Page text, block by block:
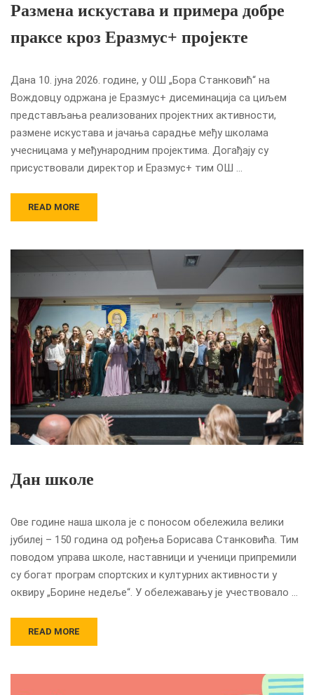
Размена искустава и примера добре
праксе кроз Еразмус+ пројекте
Дана 10. јуна 2026. године, у ОШ „Бора Станковић“ на
Вождовцу одржана је Еразмус+ дисеминација са циљем
представљања реализованих пројектних активности,
размене искустава и јачања сарадње међу школама
учесницама у међународним пројектима. Догађају су
присуствовали директор и Еразмус+ тим ОШ …
READ MORE
Дан школе
Ове године наша школа је с поносом обележила велики
јубилеј – 150 година од рођења Борисава Станковића. Тим
поводом управа школе, наставници и ученици припремили
су богат програм спортских и културних активности у
оквиру „Борине недеље“. У обележавању је учествовало …
READ MORE